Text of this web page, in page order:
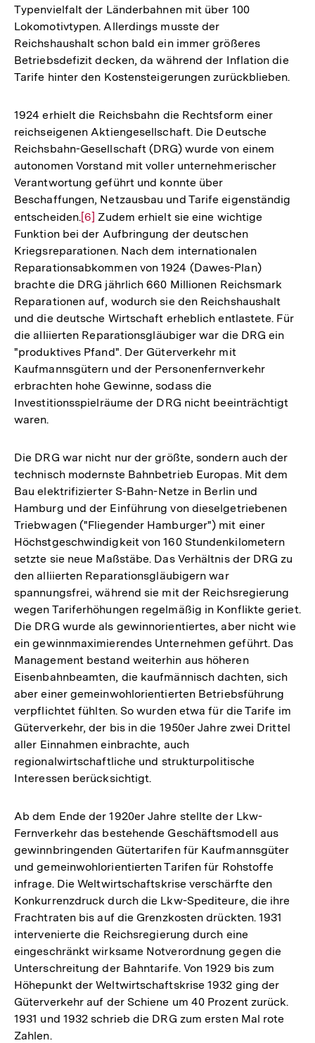
Typenvielfalt der Länderbahnen mit über 100
Lokomotivtypen. Allerdings musste der
Reichshaushalt schon bald ein immer größeres
Betriebsdefizit decken, da während der Inflation die
Tarife hinter den Kostensteigerungen zurückblieben.
1924 erhielt die Reichsbahn die Rechtsform einer
reichseigenen Aktiengesellschaft. Die Deutsche
Reichsbahn-Gesellschaft (DRG) wurde von einem
autonomen Vorstand mit voller unternehmerischer
Verantwortung geführt und konnte über
Beschaffungen, Netzausbau und Tarife eigenständig
entscheiden.Zur
Auflösung
der
Fußnote
[6] Zudem erhielt sie eine wichtige
Funktion bei der Aufbringung der deutschen
Kriegsreparationen. Nach dem internationalen
Reparationsabkommen von 1924 (Dawes-Plan)
brachte die DRG jährlich 660 Millionen Reichsmark
Reparationen auf, wodurch sie den Reichshaushalt
und die deutsche Wirtschaft erheblich entlastete. Für
die alliierten Reparationsgläubiger war die DRG ein
"produktives Pfand". Der Güterverkehr mit
Kaufmannsgütern und der Personenfernverkehr
erbrachten hohe Gewinne, sodass die
Investitionsspielräume der DRG nicht beeinträchtigt
waren.
Die DRG war nicht nur der größte, sondern auch der
technisch modernste Bahnbetrieb Europas. Mit dem
Bau elektrifizierter S-Bahn-Netze in Berlin und
Hamburg und der Einführung von dieselgetriebenen
Triebwagen ("Fliegender Hamburger") mit einer
Höchstgeschwindigkeit von 160 Stundenkilometern
setzte sie neue Maßstäbe. Das Verhältnis der DRG zu
den alliierten Reparationsgläubigern war
spannungsfrei, während sie mit der Reichsregierung
wegen Tariferhöhungen regelmäßig in Konflikte geriet.
Die DRG wurde als gewinnorientiertes, aber nicht wie
ein gewinnmaximierendes Unternehmen geführt. Das
Management bestand weiterhin aus höheren
Eisenbahnbeamten, die kaufmännisch dachten, sich
aber einer gemeinwohlorientierten Betriebsführung
verpflichtet fühlten. So wurden etwa für die Tarife im
Güterverkehr, der bis in die 1950er Jahre zwei Drittel
aller Einnahmen einbrachte, auch
regionalwirtschaftliche und strukturpolitische
Interessen berücksichtigt.
Ab dem Ende der 1920er Jahre stellte der Lkw-
Fernverkehr das bestehende Geschäftsmodell aus
gewinnbringenden Gütertarifen für Kaufmannsgüter
und gemeinwohlorientierten Tarifen für Rohstoffe
infrage. Die Weltwirtschaftskrise verschärfte den
Konkurrenzdruck durch die Lkw-Spediteure, die ihre
Frachtraten bis auf die Grenzkosten drückten. 1931
intervenierte die Reichsregierung durch eine
eingeschränkt wirksame Notverordnung gegen die
Unterschreitung der Bahntarife. Von 1929 bis zum
Höhepunkt der Weltwirtschaftskrise 1932 ging der
Güterverkehr auf der Schiene um 40 Prozent zurück.
1931 und 1932 schrieb die DRG zum ersten Mal rote
Zahlen.